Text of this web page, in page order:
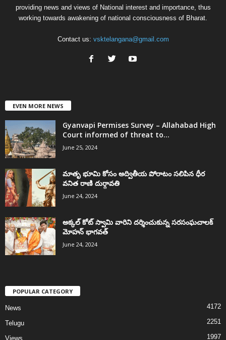
providing news and views of National interest and importance, thus
working towards awakening of national consciousness of Bharat.
Contact us: vsktelangana@gmail.com
EVEN MORE NEWS
Gyanvapi Permises Survey – Allahabad High
Court informed of threat to...
June 25, 2024
మాతృ భూమి కోసం అద్వితీయ పోరాటం సలిపిన ధీర
వనిత రాణి దుర్గావతి
June 24, 2024
అక్కల్‌ కోట్‌ స్వామి వారిని దర్శించుకున్న సరసంఘచాలక్
మోహన్ భాగవత్
June 24, 2024
POPULAR CATEGORY
News 4172
Telugu 2251
Views 1997